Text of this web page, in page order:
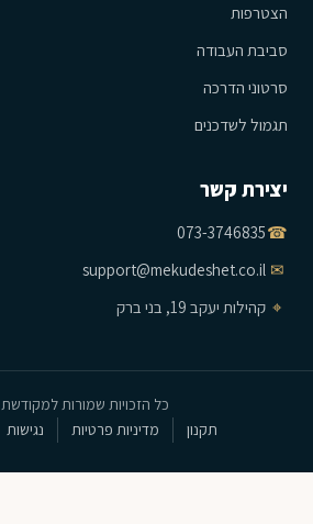
הצטרפות
סביבת העבודה
סרטוני הדרכה
תגמול לשדכנים
יצירת קשר
☎
073-3746835
✉
support@mekudeshet.co.il
⌖ קהילות יעקב 19, בני ברק
כל הזכויות שמורות למקודשת 2026
תקנון
מדיניות פרטיות נגישות